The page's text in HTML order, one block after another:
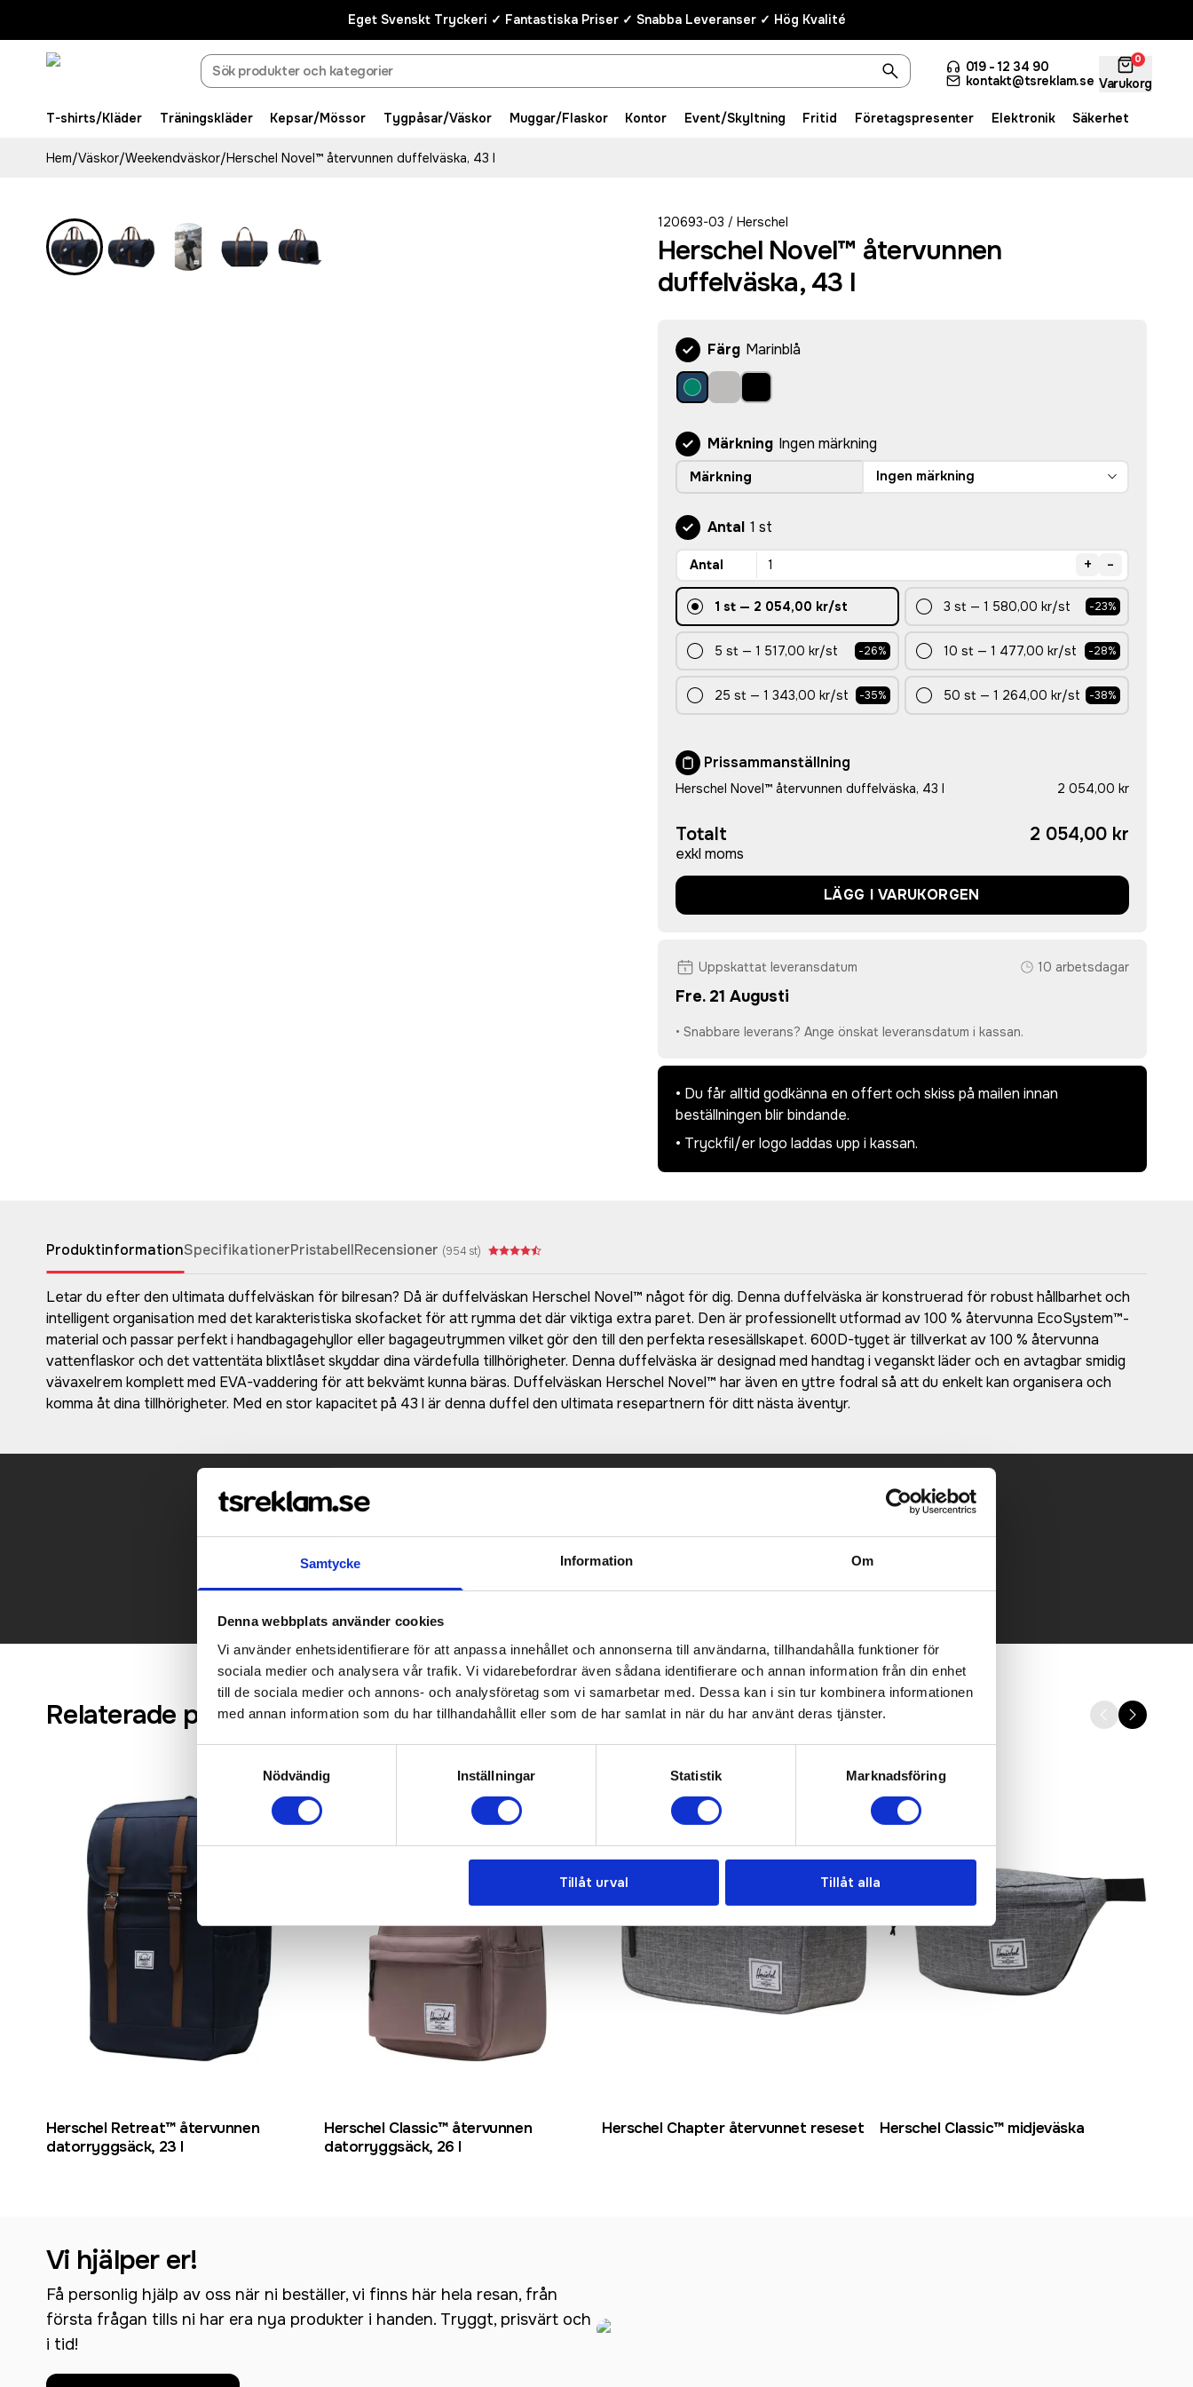
Samtycke Information Om
Denna webbplats använder cookies
Vi använder enhetsidentifierare för att anpassa innehållet och annonserna till användarna, tillhandahålla funktioner för
sociala medier och analysera vår trafik. Vi vidarebefordrar även sådana identifierare och annan information från din enhet
till de sociala medier och annons- och analysföretag som vi samarbetar med. Dessa kan i sin tur kombinera informationen
med annan information som du har tillhandahållit eller som de har samlat in när du har använt deras tjänster.
Nödvändig
Inställningar Statistik Marknadsföring
Tillåt urval Tillåt alla
Eget Svenskt Tryckeri ✓ Fantastiska Priser ✓ Snabba Leveranser ✓ Hög Kvalité
019 - 12 34 90
kontakt@tsreklam.se
0
Varukorg
T-shirts/Kläder Träningskläder Kepsar/Mössor Tygpåsar/Väskor Muggar/Flaskor Kontor Event/Skyltning Fritid Företagspresenter Elektronik Säkerhet
Hem/Väskor/Weekendväskor/Herschel Novel™ återvunnen duffelväska, 43 l
120693-03 / Herschel
Herschel Novel™ återvunnen
duffelväska, 43 l
Färg Marinblå
Märkning Ingen märkning
Märkning Ingen märkning
Antal 1 st
Antal + -
1 st— 2 054,00 kr/st 3 st —1 580,00 kr/st -23%
5 st — 1 517,00 kr/st -26% 10 st —1 477,00 kr/st -28%
25 st — 1 343,00 kr/st -35% 50 st —1 264,00 kr/st -38%
Prissammanställning
Herschel Novel™ återvunnen duffelväska, 43 l 2 054,00 kr
Totalt
exkl moms
2 054,00 kr
LÄGG I VARUKORGEN
Uppskattat leveransdatum 10 arbetsdagar
Fre. 21 Augusti
• Snabbare leverans? Ange önskat leveransdatum i kassan.
• Du får alltid godkänna en offert och skiss på mailen innan
beställningen blir bindande.
• Tryckfil/er logo laddas upp i kassan.
ProduktinformationSpecifikationerPristabellRecensioner (954 st)
Letar du efter den ultimata duffelväskan för bilresan? Då är duffelväskan Herschel Novel™ något för dig. Denna duffelväska är konstruerad för robust hållbarhet och
intelligent organisation med det karakteristiska skofacket för att rymma det där viktiga extra paret. Den är professionellt utformad av 100 % återvunna EcoSystem™-
material och passar perfekt i handbagagehyllor eller bagageutrymmen vilket gör den till den perfekta resesällskapet. 600D-tyget är tillverkat av 100 % återvunna
vattenflaskor och det vattentäta blixtlåset skyddar dina värdefulla tillhörigheter. Denna duffelväska är designad med handtag i veganskt läder och en avtagbar smidig
vävaxelrem komplett med EVA-vaddering för att bekvämt kunna bäras. Duffelväskan Herschel Novel™ har även en yttre fodral så att du enkelt kan organisera och
komma åt dina tillhörigheter. Med en stor kapacitet på 43 l är denna duffel den ultimata resepartnern för ditt nästa äventyr.
Det går också utmärkt att bara ställa frågor!
KONTAKTA OSS
Relaterade produkter
Herschel Retreat™ återvunnen
datorryggsäck, 23 l
Herschel Classic™ återvunnen
datorryggsäck, 26 l
Herschel Chapter återvunnet reseset Herschel Classic™ midjeväska
Vi hjälper er!
Få personlig hjälp av oss när ni beställer, vi finns här hela resan, från
första frågan tills ni har era nya produkter i handen. Tryggt, prisvärt och
i tid!